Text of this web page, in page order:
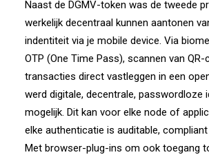
Naast de DGMV-token was de tweede
werkelijk decentraal kunnen aantonen
indentiteit via je mobile device. Via
OTP (One Time Pass), scannen van QR-
transacties direct vastleggen in een
werd digitale, decentrale, passwordloze
mogelijk. Dit kan voor elke node of
elke authenticatie is auditable,
Met browser-plug-ins om ook toegang